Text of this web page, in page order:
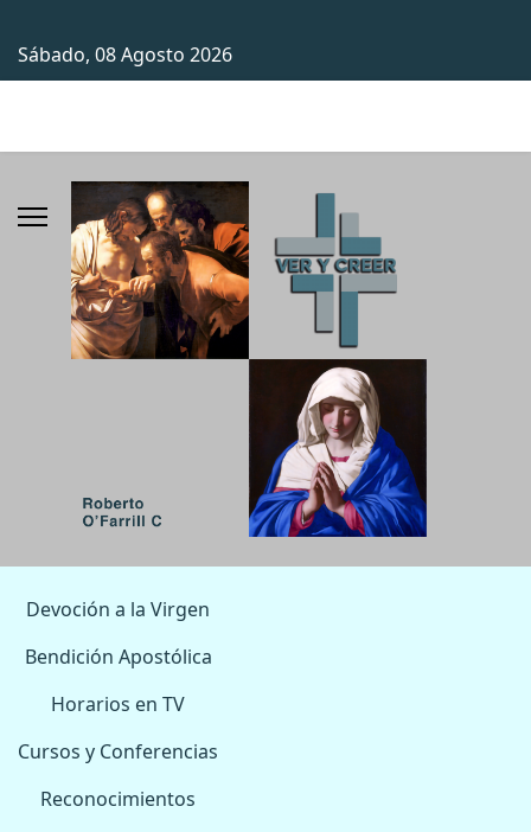
Sábado, 08 Agosto 2026
Devoción a la Virgen
Bendición Apostólica
Horarios en TV
Cursos y Conferencias
Reconocimientos